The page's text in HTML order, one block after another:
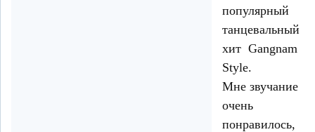
популярный
танцевальный
хит Gangnam
Style.
Мне звучание
очень
понравилось,